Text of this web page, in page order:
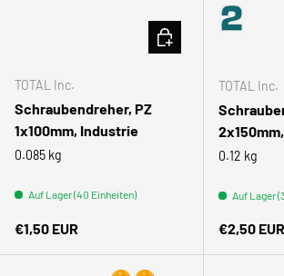
TOTAL Inc.
Schraubendreher, PZ
1x100mm, Industrie
0.085 kg
Auf Lager (40 Einheiten)
Normaler Preis
€1,50 EUR
IN DEN WARENKORB
TOTAL Inc.
0.12 kg
Auf Lager
Normaler
€2,50 EUR